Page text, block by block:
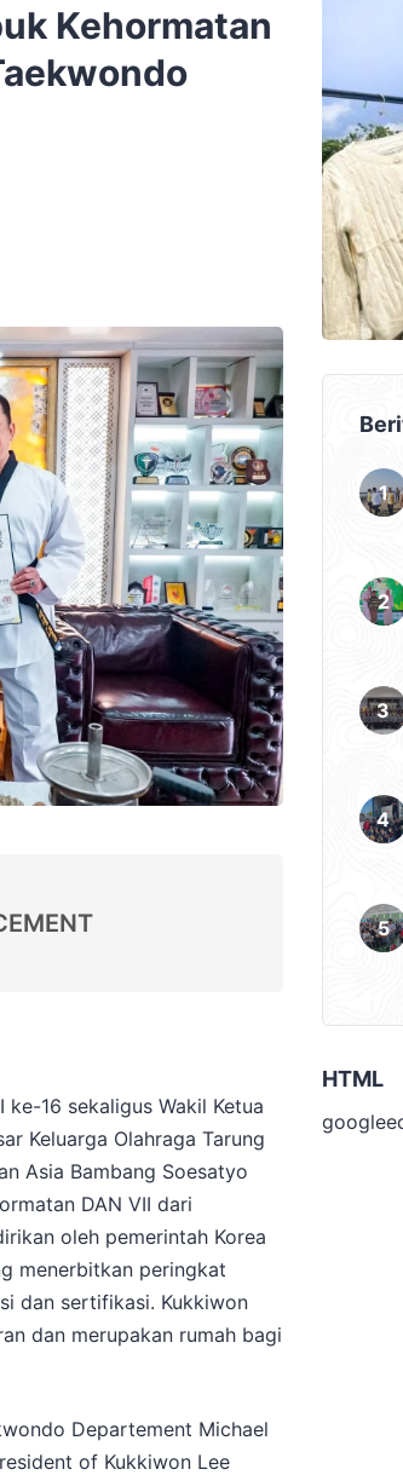
Kehormatan
ke-16 sekaligus Wakil Ketua
Keluarga Olahraga Tarung
Asia Bambang Soesatyo
DAN VII dari
oleh pemerintah Korea
menerbitkan peringkat
dan sertifikasi. Kukkiwon
dan merupakan rumah bagi
Departement Michael
of Kukkiwon Lee
HTML